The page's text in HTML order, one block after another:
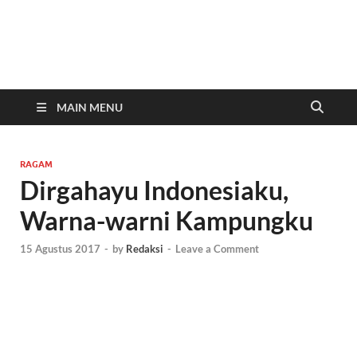
MAIN MENU
RAGAM
Dirgahayu Indonesiaku,
Warna-warni Kampungku
15 Agustus 2017 - by Redaksi - Leave a Comment